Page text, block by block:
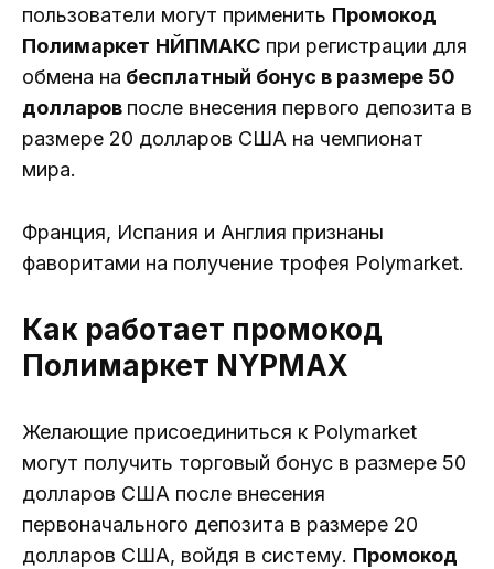
пользователи могут применить Промокод
Полимаркет НЙПМАКС при регистрации для
обмена на бесплатный бонус в размере 50
долларов после внесения первого депозита в
размере 20 долларов США на чемпионат
мира.
Франция, Испания и Англия признаны
фаворитами на получение трофея Polymarket.
Как работает промокод
Полимаркет NYPMAX
Желающие присоединиться к Polymarket
могут получить торговый бонус в размере 50
долларов США после внесения
первоначального депозита в размере 20
долларов США, войдя в систему. Промокод